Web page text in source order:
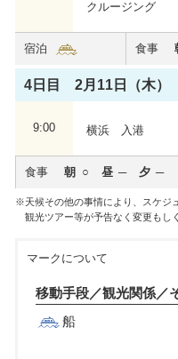
クルージング
宿泊 食事
4日目 2月11日（木）
9:00 横浜 入港
食事 朝 昼 夕
天候その他の事情により、スケジ
観光ツアー等が予告なく変更もし
マークについて
移動手段／観光関係／
船